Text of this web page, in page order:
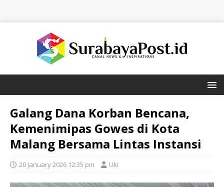
Galang Dana Korban Bencana,
Kemenimipas Gowes di Kota
Malang Bersama Lintas Instansi
20 January 2026 12:35 pm Uki